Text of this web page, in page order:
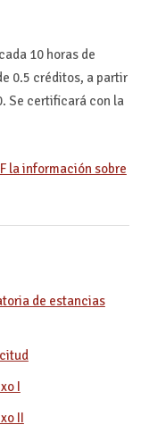
10 horas de
0.5 créditos, a partir
Se certificará con la
la información sobre
de estancias
I
II